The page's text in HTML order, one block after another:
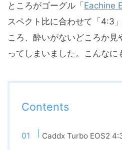
ところがゴーグル「 Eachine
スペクト比に合わせて「4:3
ころ、酔いがないどころか
ってしまいました。こんなに
Contents
Caddx Turbo EOS2